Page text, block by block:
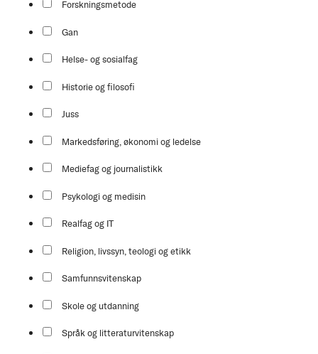
Forskningsmetode
Gan
Helse- og sosialfag
Historie og filosofi
Juss
Markedsføring, økonomi og ledelse
Mediefag og journalistikk
Psykologi og medisin
Realfag og IT
Religion, livssyn, teologi og etikk
Samfunnsvitenskap
Skole og utdanning
Språk og litteraturvitenskap